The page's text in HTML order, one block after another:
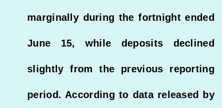
marginally during the fortnight ended
June 15, while deposits declined
slightly from the previous reporting
period. According to data released by